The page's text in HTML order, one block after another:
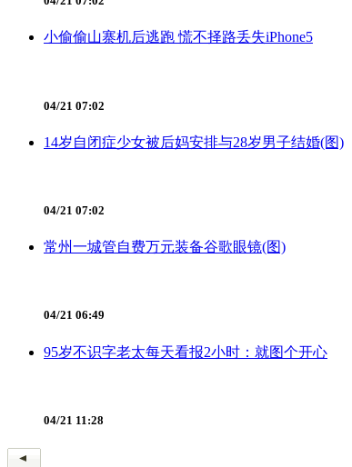
小偷偷山寨机后逃跑 慌不择路丢失iPhone5
04/21 07:02
14岁自闭症少女被后妈安排与28岁男子结婚(图)
04/21 07:02
常州一城管自费万元装备谷歌眼镜(图)
04/21 06:49
95岁不识字老太每天看报2小时：就图个开心
04/21 11:28